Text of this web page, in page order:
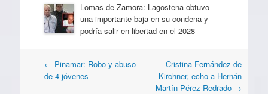
Lomas de Zamora: Lagostena obtuvo
una importante baja en su condena y
podría salir en libertad en el 2028
Navegación
por
← Pinamar: Robo y abuso
de 4 jóvenes
Cristina Fernández de
Kirchner, echo a Hernán
Martín Pérez Redrado →